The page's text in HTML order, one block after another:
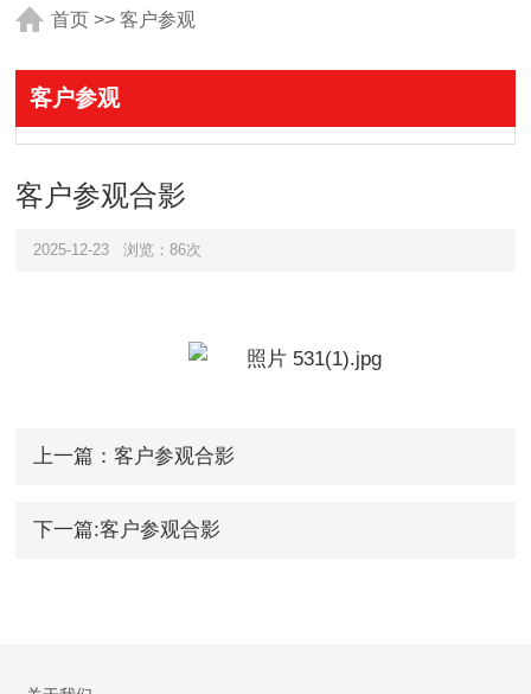
首页 >>客户参观
客户参观
客户参观合影
2025-12-23 浏览：86次
上一篇：客户参观合影
下一篇:客户参观合影